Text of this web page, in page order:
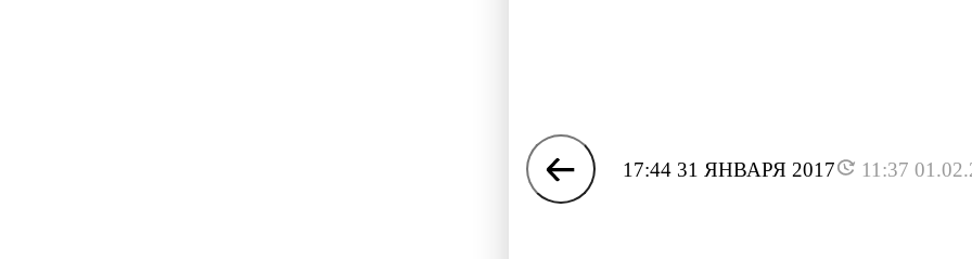
17:44 31 ЯНВАРЯ 2017 11:37